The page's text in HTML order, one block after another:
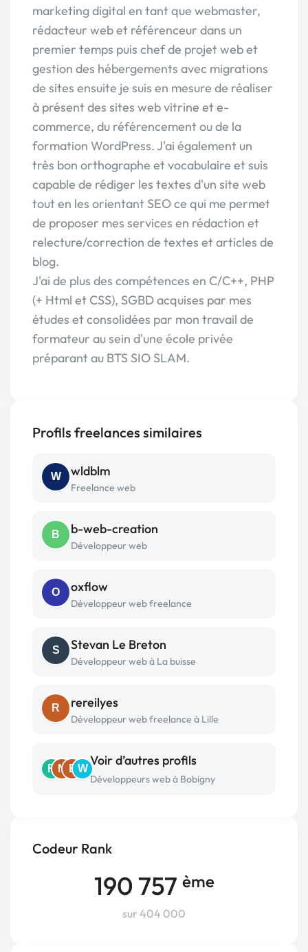
Codeur Rank
190 757 ème
sur 404 000
marketing digital en tant que webmaster,
rédacteur web et référenceur dans un
premier temps puis chef de projet web et
gestion des hébergements avec migrations
de sites ensuite je suis en mesure de réaliser
à présent des sites web vitrine et e-
commerce, du référencement ou de la
formation WordPress. J'ai également un
très bon orthographe et vocabulaire et suis
capable de rédiger les textes d'un site web
tout en les orientant SEO ce qui me permet
de proposer mes services en rédaction et
relecture/correction de textes et articles de
blog.
J'ai de plus des compétences en C/C++, PHP
(+ Html et CSS), SGBD acquises par mes
études et consolidées par mon travail de
formateur au sein d'une école privée
préparant au BTS SIO SLAM.
Profils freelances similaires
W wldblm
Freelance web
B b-web-creation
Développeur web
O oxflow
Développeur web freelance
S Stevan Le Breton
Développeur web à La buisse
R rereilyes
Développeur web freelance à Lille
R N E W
Voir d’autres profils
Développeurs web à Bobigny